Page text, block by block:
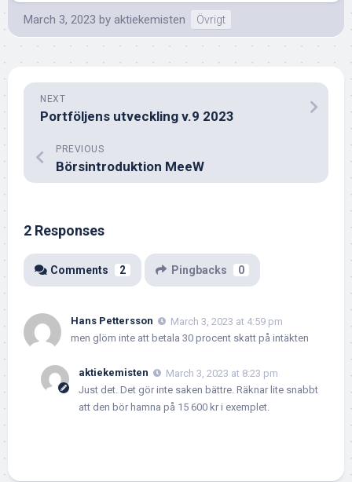
March 3, 2023 by aktiekemisten Övrigt
NEXT
Portföljens utveckling v.9 2023
PREVIOUS
Börsintroduktion MeeW
2 Responses
Comments 2 Pingbacks 0
Hans Pettersson
March 3, 2023 at 4:59 pm
men glöm inte att betala 30 procent skatt på intäkten
aktiekemisten
March 3, 2023 at 8:23 pm
Just det. Det gör inte saken bättre. Räknar lite snabbt
att den bör hamna på 15 600 kr i exemplet.